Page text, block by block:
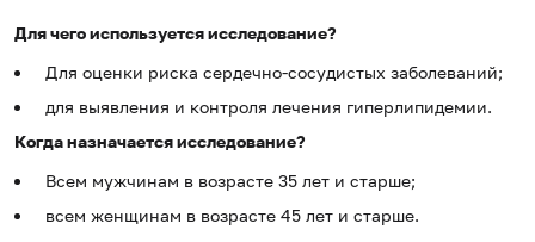
Для чего используется исследование?
Для оценки риска сердечно-сосудистых заболеваний;
для выявления и контроля лечения гиперлипидемии.
Когда назначается исследование?
Всем мужчинам в возрасте 35 лет и старше;
всем женщинам в возрасте 45 лет и старше.